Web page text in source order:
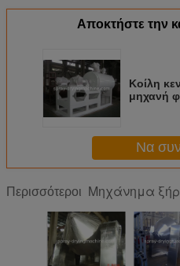
Αποκτήστε την
Κοίλη
μηχανή
Να
Περισσότεροι Μηχάνημα